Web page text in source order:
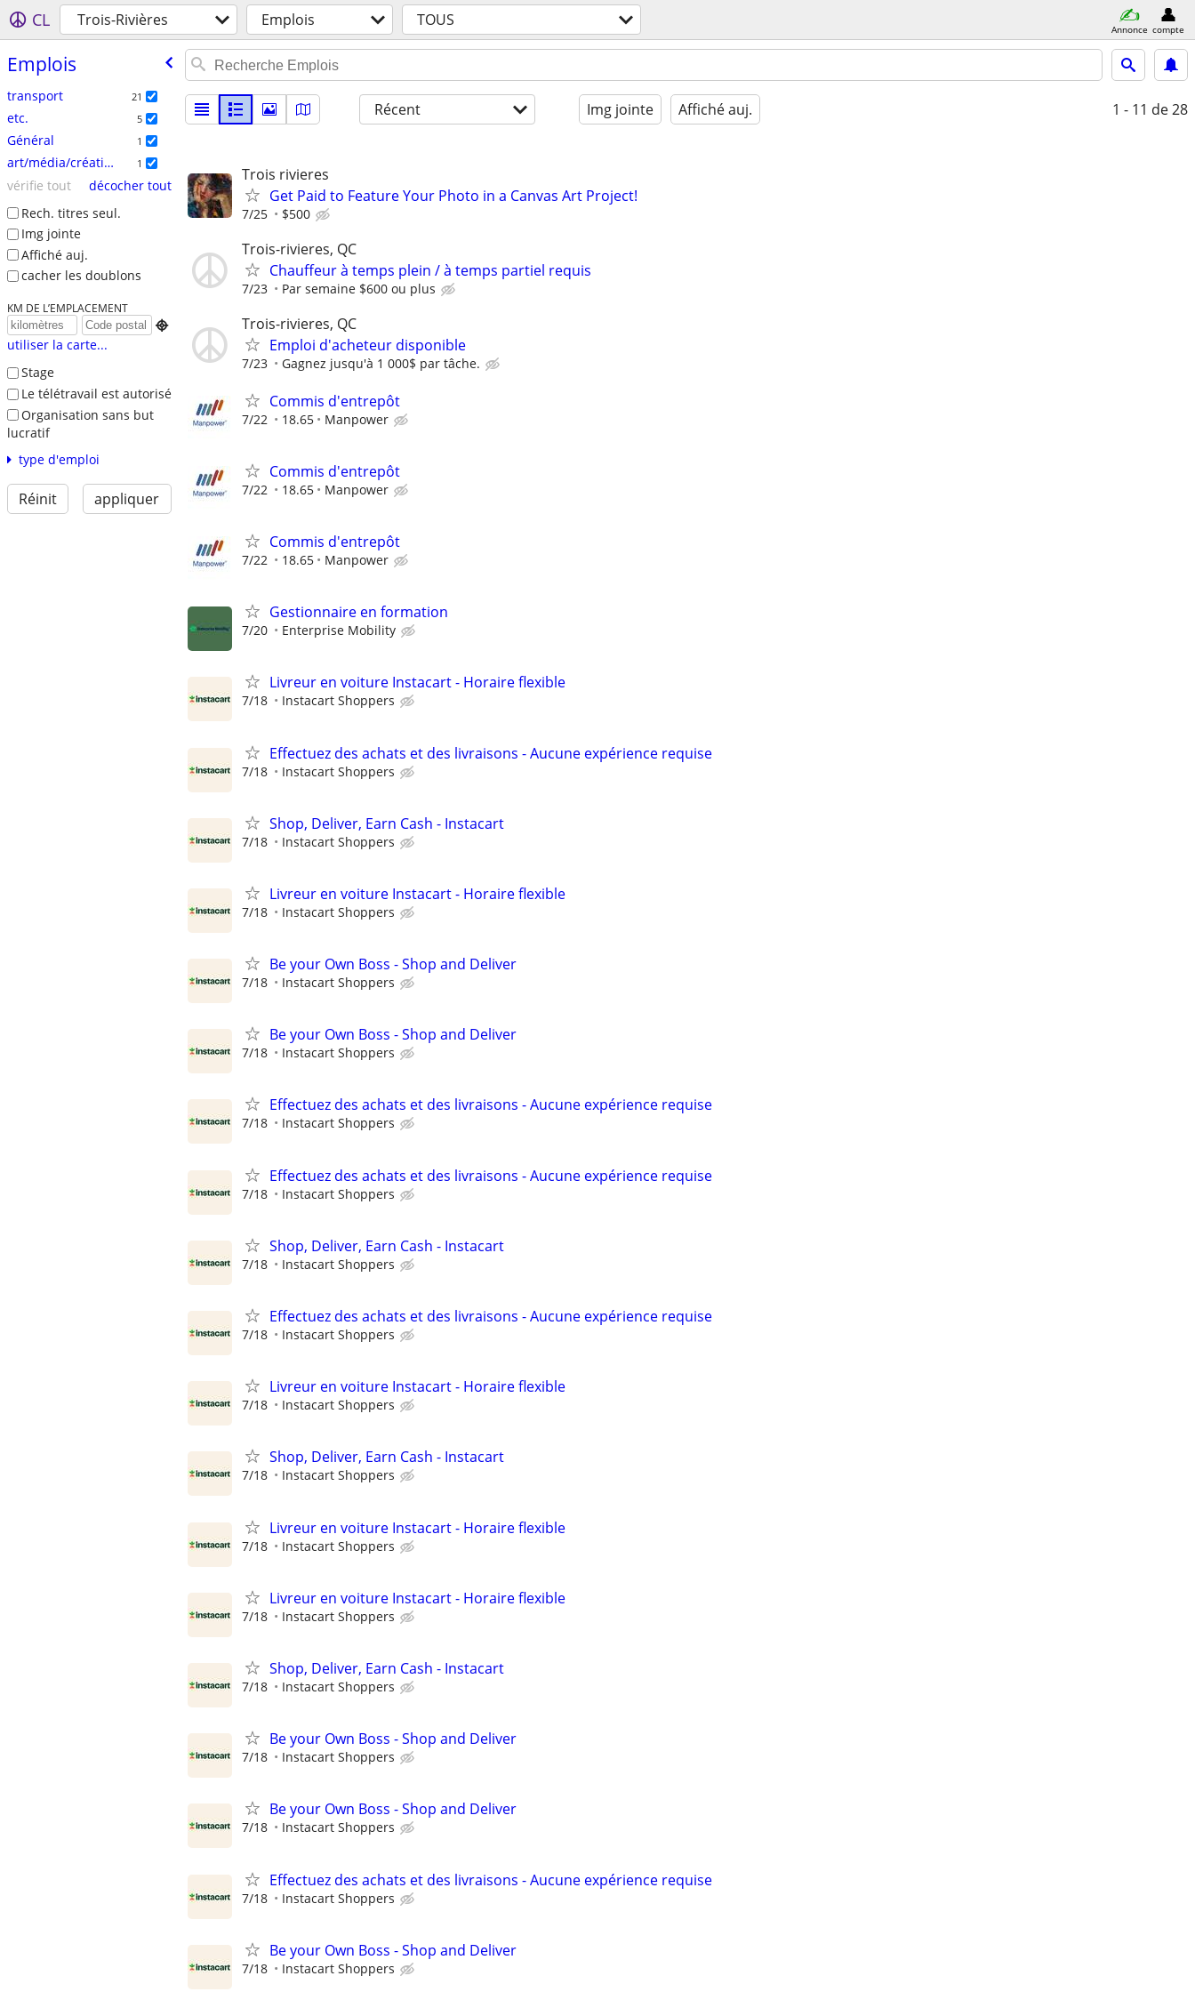
CL Trois-Rivières Emplois TOUS Annonce compte
Emplois
transport 21
etc. 5
Général 1
art/média/création 1
vérifie tout
décocher tout
Rech. titres seul.
Img jointe
Affiché auj.
cacher les doublons
KM DE L’EMPLACEMENT

utiliser la carte...
Stage
Le télétravail est autorisé
Organisation sans but
lucratif
type d'emploi
Réinit appliquer
Récent Img jointe Affiché auj. 1 - 11 de 28
Trois rivieres
Get Paid to Feature Your Photo in a Canvas Art Project!
7/25 $500
Trois-rivieres, QC
Chauffeur à temps plein / à temps partiel requis
7/23 Par semaine $600 ou plus
Trois-rivieres, QC
Emploi d'acheteur disponible
7/23 Gagnez jusqu'à 1 000$ par tâche.
Commis d'entrepôt
7/22 18.65 Manpower
Commis d'entrepôt
7/22 18.65 Manpower
Commis d'entrepôt
7/22 18.65 Manpower
Gestionnaire en formation
7/20 Enterprise Mobility
Livreur en voiture Instacart - Horaire flexible
7/18 Instacart Shoppers
Effectuez des achats et des livraisons - Aucune expérience requise
7/18 Instacart Shoppers
Shop, Deliver, Earn Cash - Instacart
7/18 Instacart Shoppers
Livreur en voiture Instacart - Horaire flexible
7/18 Instacart Shoppers
Be your Own Boss - Shop and Deliver
7/18 Instacart Shoppers
Be your Own Boss - Shop and Deliver
7/18 Instacart Shoppers
Effectuez des achats et des livraisons - Aucune expérience requise
7/18 Instacart Shoppers
Effectuez des achats et des livraisons - Aucune expérience requise
7/18 Instacart Shoppers
Shop, Deliver, Earn Cash - Instacart
7/18 Instacart Shoppers
Effectuez des achats et des livraisons - Aucune expérience requise
7/18 Instacart Shoppers
Livreur en voiture Instacart - Horaire flexible
7/18 Instacart Shoppers
Shop, Deliver, Earn Cash - Instacart
7/18 Instacart Shoppers
Livreur en voiture Instacart - Horaire flexible
7/18 Instacart Shoppers
Livreur en voiture Instacart - Horaire flexible
7/18 Instacart Shoppers
Shop, Deliver, Earn Cash - Instacart
7/18 Instacart Shoppers
Be your Own Boss - Shop and Deliver
7/18 Instacart Shoppers
Be your Own Boss - Shop and Deliver
7/18 Instacart Shoppers
Effectuez des achats et des livraisons - Aucune expérience requise
7/18 Instacart Shoppers
Be your Own Boss - Shop and Deliver
7/18 Instacart Shoppers